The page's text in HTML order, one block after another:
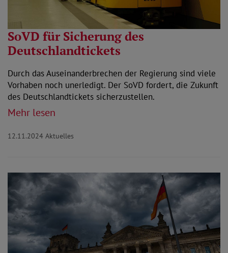
SoVD für Sicherung des
Deutschlandtickets
Durch das Auseinanderbrechen der Regierung sind viele
Vorhaben noch unerledigt. Der SoVD fordert, die Zukunft
des Deutschlandtickets sicherzustellen.
Mehr lesen
12.11.2024 Aktuelles